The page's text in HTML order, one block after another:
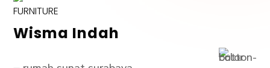
FURNITURE
Wisma Indah